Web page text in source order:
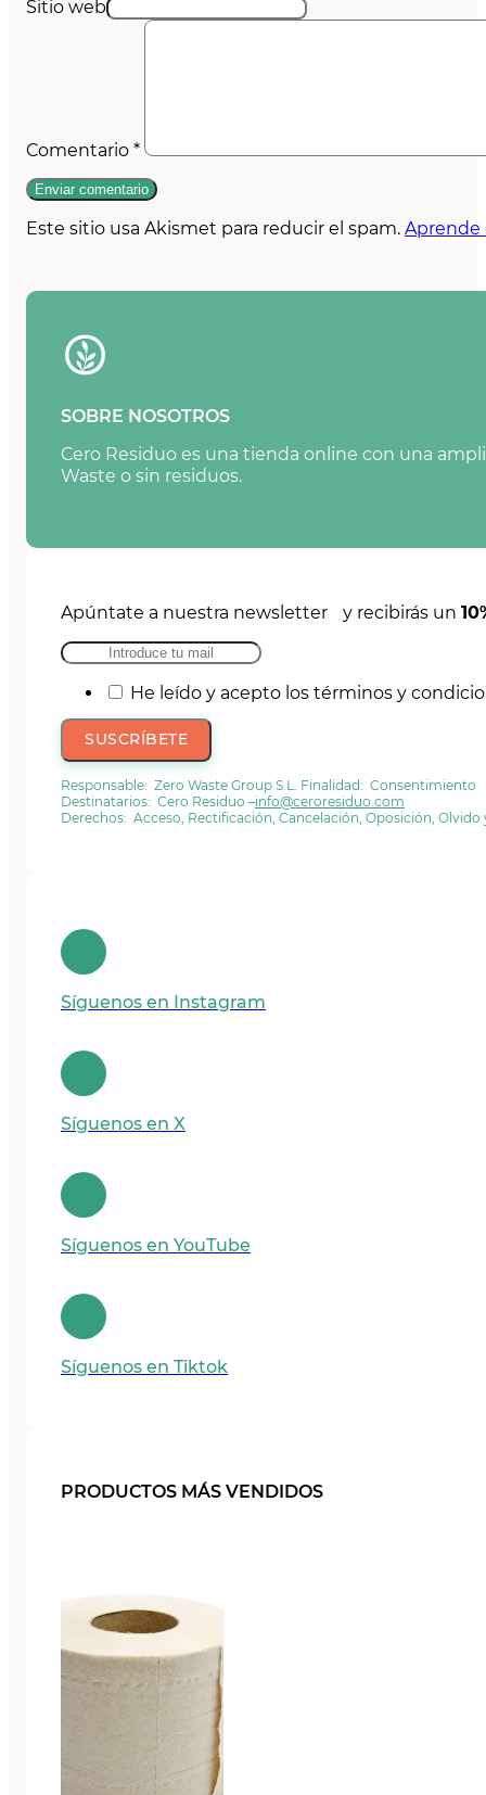
Sitio web
Comentario *
Este sitio usa Akismet para reducir el spam. Aprende
SOBRE NOSOTROS
Cero Residuo es una tienda online con una
Waste o sin residuos.
Apúntate a nuestra newsletter y recibirás un
He leído y acepto los términos y
SUSCRÍBETE
Responsable: Zero Waste Group S.L. Finalidad: Consentimiento
Destinatarios: Cero Residuo –info@ceroresiduo.com
Derechos: Acceso, Rectificación, Cancelación, Oposición,
Síguenos en Instagram
Síguenos en X
Síguenos en YouTube
Síguenos en Tiktok
PRODUCTOS MÁS VENDIDOS